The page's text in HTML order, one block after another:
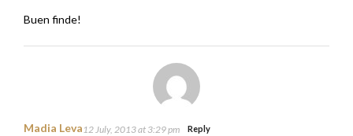
Buen finde!
Madia Leva 12 July, 2013 at 3:29 pm Reply